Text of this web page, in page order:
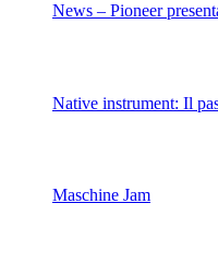
News – Pioneer
Native instrument: Il
Maschine Jam